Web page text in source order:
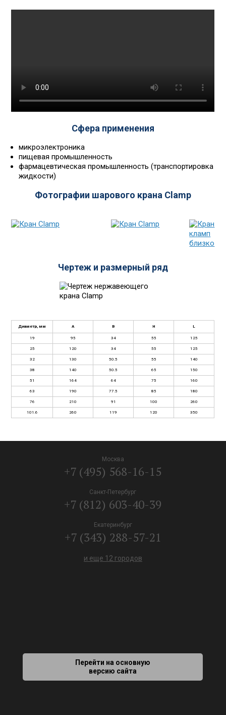
Сфера применения
микроэлектроника
пищевая промышленность
фармацевтическая промышленность (транспортировка
жидкости)
Фотографии шарового крана Clamp
Чертеж и размерный ряд
Диаметр, мм A B H L
19 95 34 55 125
25 120 34 55 125
32 130 50.5 55 140
38 140 50.5 65 150
51 164 64 75 160
63 190 77.5 85 180
76 210 91 100 260
101.6 260 119 120 350
Москва
+7 (495) 568-16-15
Санкт-Петербург
+7 (812) 603-40-39
Екатеринбург
+7 (343) 288-57-21
и еще 12 городов
Перейти на основную
версию сайта